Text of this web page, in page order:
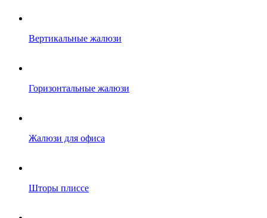
Вертикальные жалюзи
Горизонтальные жалюзи
Жалюзи для офиса
Шторы плиссе